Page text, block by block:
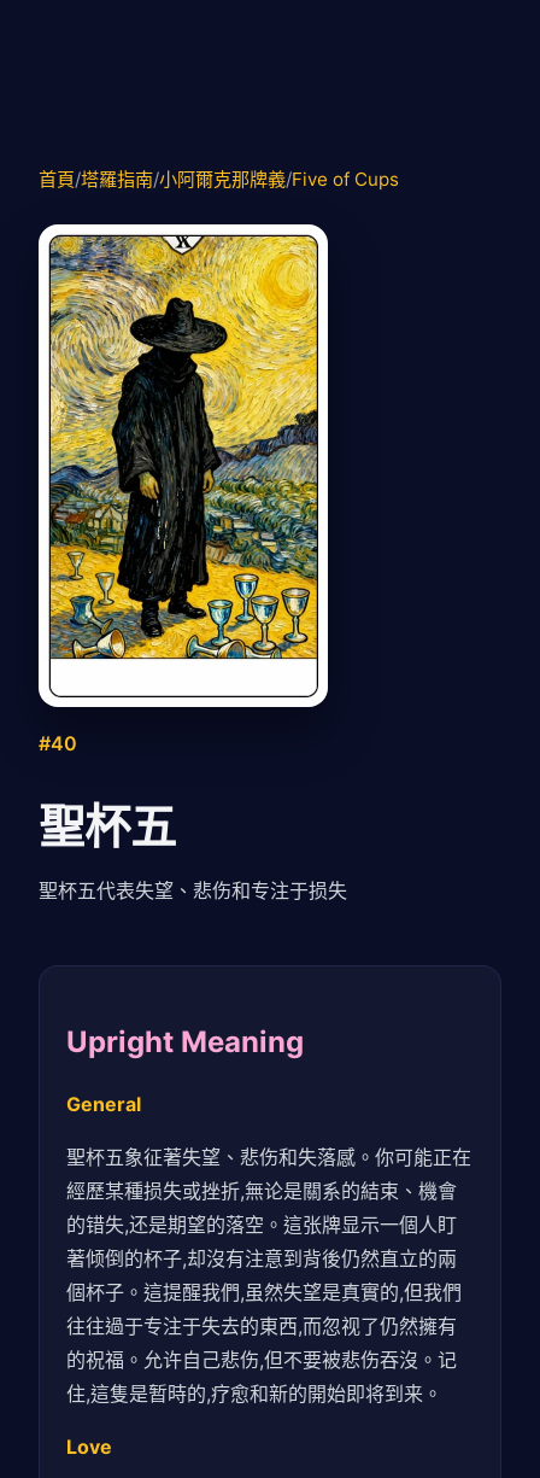
首頁/塔羅指南/小阿爾克那牌義/Five of Cups
#40
聖杯五
聖杯五代表失望、悲伤和专注于损失
Upright Meaning
General
聖杯五象征著失望、悲伤和失落感。你可能正在
經歷某種损失或挫折,無论是關系的結束、機會
的错失,还是期望的落空。這张牌显示一個人盯
著倾倒的杯子,却沒有注意到背後仍然直立的兩
個杯子。這提醒我們,虽然失望是真實的,但我們
往往過于专注于失去的東西,而忽视了仍然擁有
的祝福。允许自己悲伤,但不要被悲伤吞沒。记
住,這隻是暂時的,疗愈和新的開始即将到来。
Love